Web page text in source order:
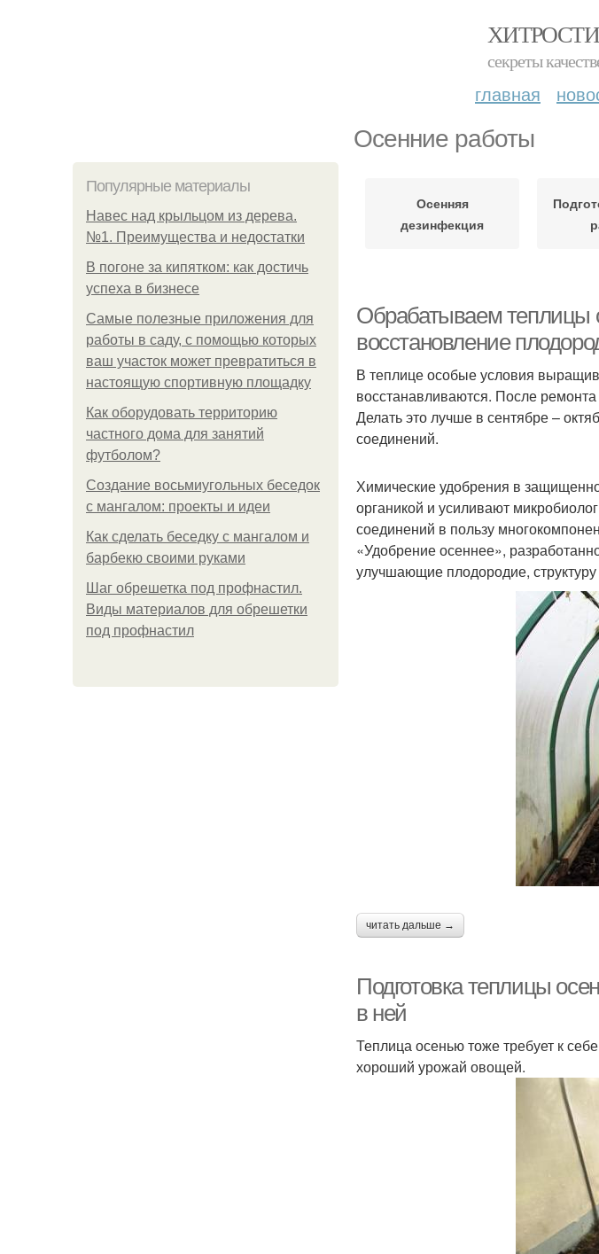
секреты
главная
Осенние работы
Популярные материалы
Навес над крыльцом из дерева.
№1. Преимущества и недостатки
В погоне за кипятком: как достичь
успеха в бизнесе
Самые полезные приложения для
работы в саду, с помощью которых
ваш участок может превратиться в
настоящую спортивную площадку
Как оборудовать территорию
частного дома для занятий
футболом?
Создание восьмиугольных беседок
с мангалом: проекты и идеи
Как сделать беседку с мангалом и
барбекю своими руками
Шаг обрешетка под профнастил.
Виды материалов для обрешетки
под профнастил
Осенняя
дезинфекция
Обрабатываем теплицы
восстановление
В теплице особые условия
восстанавливаются. После
Делать это лучше в сентябре –
соединений.
Химические удобрения в
органикой и усиливают
соединений в пользу
«Удобрение осеннее»,
улучшающие плодородие,
читать дальше →
Подготовка теплицы
в ней
Теплица осенью тоже требует к
хороший урожай овощей.